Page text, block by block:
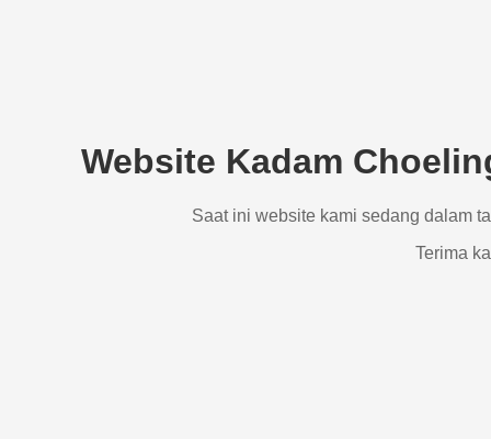
Website Kadam
Saat ini website kami sedang dalam
Terima